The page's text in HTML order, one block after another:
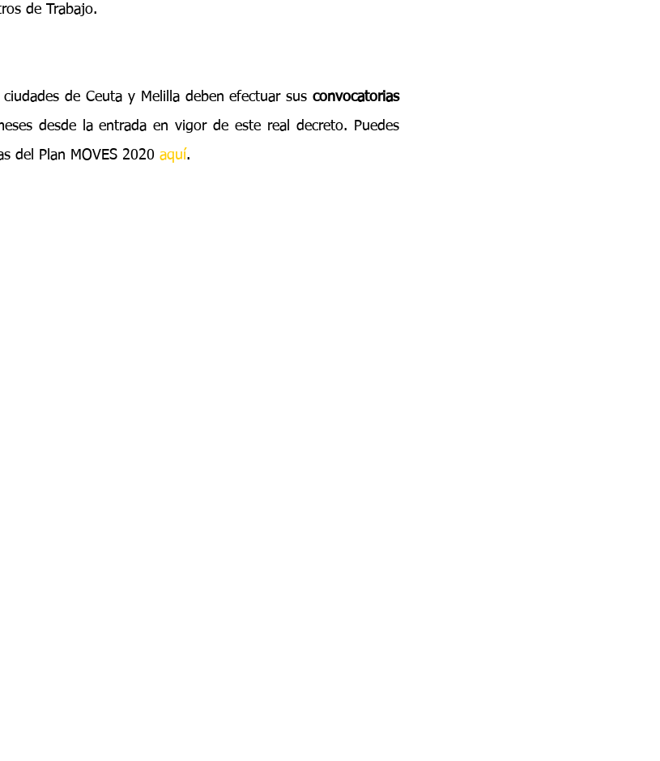
de Trabajo.
de Ceuta y Melilla deben efectuar sus convocatorias
desde la entrada en vigor de este real decreto. Puedes
del Plan MOVES 2020 aquí.